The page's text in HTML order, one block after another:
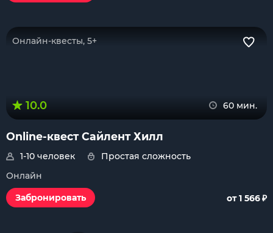
Онлайн-квесты, 5+
10.0 60 мин.
Online-квест Сайлент Хилл
1-10 человек
Простая сложность
Онлайн
Забронировать
от 1 566₽